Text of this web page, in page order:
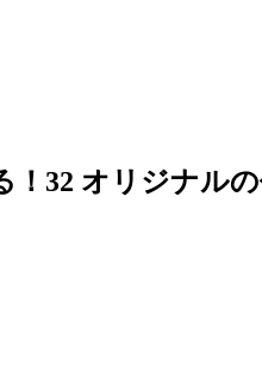
32 オリジナル